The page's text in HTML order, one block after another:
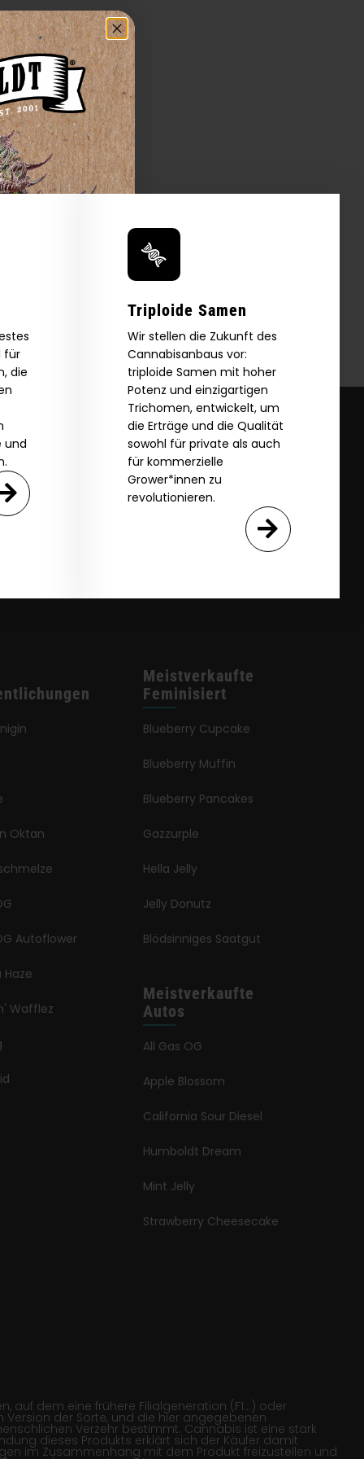
für
die
und
Triploide Samen
Wir stellen die Zukunft des
Cannabisanbaus vor:
triploide Samen mit hoher
Potenz und einzigartigen
Trichomen, entwickelt, um
die Erträge und die Qualität
sowohl für private als auch
für kommerzielle
Grower*innen zu
revolutionieren.
Oktan
Autoflower
Wafflez
Meistverkaufte
Feminisiert
Blueberry Cupcake
Blueberry Muffin
Blueberry Pancakes
Gazzurple
Hella Jelly
Jelly Donutz
Blödsinniges Saatgut
Meistverkaufte
Autos
All Gas OG
Apple Blossom
California Sour Diesel
Humboldt Dream
Mint Jelly
Strawberry Cheesecake
auf dem eine frühere Filialgeneration (F1…) oder
der Sorte, und die hier angegebenen
Verzehr bestimmt. Cannabis ist eine stark
dieses Produkts erklärt sich der Käufer damit
im Zusammenhang mit dem Produkt freizustellen und